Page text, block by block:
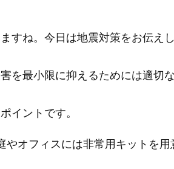
すね。今日は地震対策をお伝え
を最小限に抑えるためには適切
イントです。
やオフィスには非常用キットを用